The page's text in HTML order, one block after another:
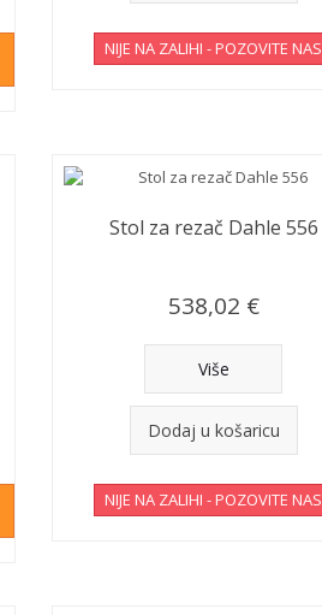
NIJE NA ZALIHI - POZOVITE NAS
Stol za rezač Dahle 556
538,02 €
Više
Dodaj u košaricu
NIJE NA ZALIHI - POZOVITE NAS